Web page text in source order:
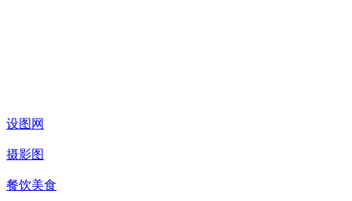
设图网
摄影图
餐饮美食